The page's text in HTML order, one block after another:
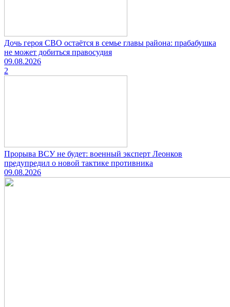
Дочь героя СВО остаётся в семье главы района: прабабушка
не может добиться правосудия
09.08.2026
2
Прорыва ВСУ не будет: военный эксперт Леонков
предупредил о новой тактике противника
09.08.2026